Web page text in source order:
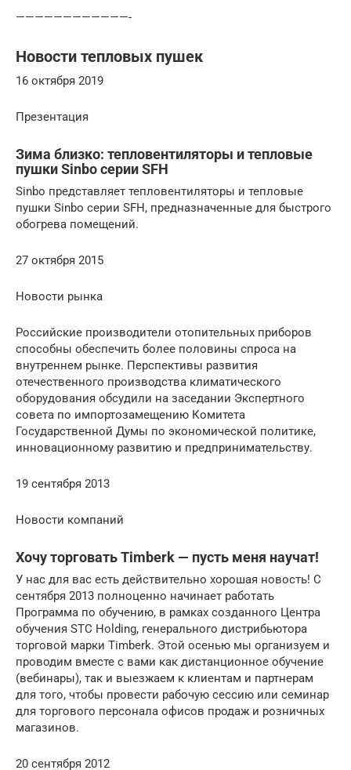
————————————-
Новости тепловых пушек
16 октября 2019
Презентация
Зима близко: тепловентиляторы и тепловые
пушки Sinbo серии SFH
Sinbo представляет тепловентиляторы и тепловые
пушки Sinbo серии SFH, предназначенные для быстрого
обогрева помещений.
27 октября 2015
Новости рынка
Российские производители отопительных приборов
способны обеспечить более половины спроса на
внутреннем рынке. Перспективы развития
отечественного производства климатического
оборудования обсудили на заседании Экспертного
совета по импортозамещению Комитета
Государственной Думы по экономической политике,
инновационному развитию и предпринимательству.
19 сентября 2013
Новости компаний
Хочу торговать Timberk — пусть меня научат!
У нас для вас есть действительно хорошая новость! С
сентября 2013 полноценно начинает работать
Программа по обучению, в рамках созданного Центра
обучения STC Holding, генерального дистрибьютора
торговой марки Timberk. Этой осенью мы организуем и
проводим вместе с вами как дистанционное обучение
(вебинары), так и выезжаем к клиентам и партнерам
для того, чтобы провести рабочую сессию или семинар
для торгового персонала офисов продаж и розничных
магазинов.
20 сентября 2012